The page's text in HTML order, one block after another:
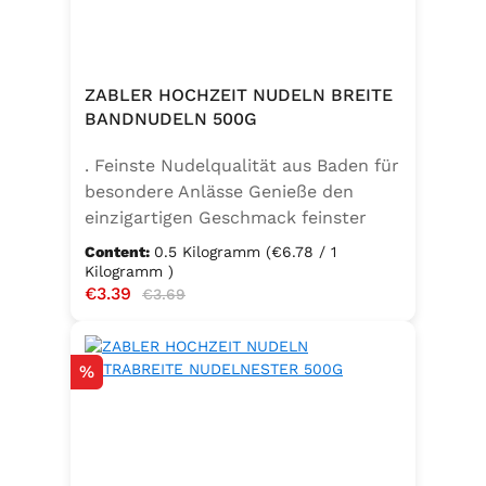
ZABLER HOCHZEIT NUDELN BREITE
BANDNUDELN 500G
. Feinste Nudelqualität aus Baden für
besondere Anlässe Genieße den
einzigartigen Geschmack feinster
Bandnudeln – mit den Zabler
Hochzeit Nudeln holst du dir echte
badische Qualität auf den Teller.
Hartweizengrieß, täglich frisch
aufgeschlagenen Eiern der
Content: 0.5 Kilogramm (€6.78 / 1
Kilogramm )
Sale price:
€3.39 Regular price:
€3.69
Discount
%